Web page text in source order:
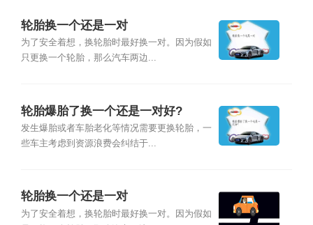
轮胎换一个还是一对
为了安全着想，换轮胎时最好换一对。因为假如
只更换一个轮胎，那么汽车两边...
轮胎爆胎了换一个还是一对好?
发生爆胎或者车胎老化等情况需要更换轮胎，一
些车主考虑到资源浪费会纠结于...
轮胎换一个还是一对
为了安全着想，换轮胎时最好换一对。因为假如